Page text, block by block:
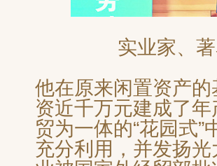
实业家、
他在原来闲置资产
资近千万元建成了
贸为一体的“花园式
充分利用，并发扬